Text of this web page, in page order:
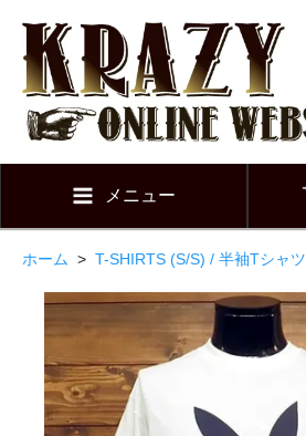
メニュー
ホーム > T-SHIRTS (S/S) / 半袖Tシャツ